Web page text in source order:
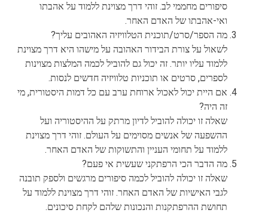
סיפורים מחממי לב. זוהי דרך מצוינת ללמוד על אהבתו
ואי-אהבתו של האדם האחר.
מה הספר/סרט/תוכנית הטלוויזיה האהובים עליך?
לשאול על צורת הבידור האהובה על מישהו היא דרך מצוינת
ללמוד עליו יותר. זה יכול גם להוביל לכמה המלצות מצוינות
לספרים, סרטים או תוכניות טלוויזיה חדשים לנסות.
אם היית יכול לאכול ארוחת ערב עם כל דמות היסטורית, מי
זה היה?
שאלה זו יכולה להוביל לדיון מרתק על ההיסטוריה ועל
ההשפעה של אנשים מסוימים על העולם. זוהי דרך מצוינת
ללמוד על תחומי העניין והתשוקות של האדם האחר.
מה הדבר הכי הרפתקני שעשית אי פעם?
שאלה זו יכולה להוביל לכמה סיפורים מרגשים ולספק תובנה
לגבי האישיות של האדם האחר. זוהי דרך מצוינת ללמוד על
תחושת ההרפתקנות והנכונות שלהם לקחת סיכונים.